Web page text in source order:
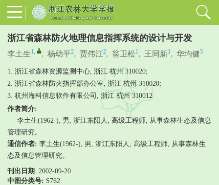
浙江省森林防火地理信息指挥系统的设计与开发
李土生1, , 杨幼平2, 贾伟江2, 翁卫松1, 王同新1, 华均健3
1. 浙江省森林资源监测中心, 浙江 杭州 310020;
2. 浙江省森林防火指挥部办公室, 浙江 杭州 310020;
3. 杭州海科信息软件有限公司, 浙江 杭州 310012
作者简介:
李土生(1962-), 男, 浙江东阳人, 高级工程师, 从事森林生态及信息
管理研究。
通信作者: 李土生(1962-), 男, 浙江东阳人, 高级工程师, 从事森林生
态及信息管理研究。
刊出日期 : 2002-09-20
中图分类号: S762